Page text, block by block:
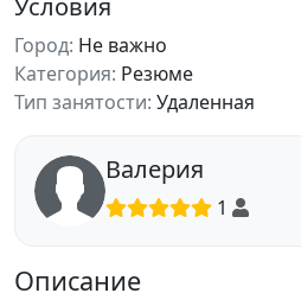
Условия
Город: Не важно
Категория: Резюме
Тип занятости: Удаленная
Валерия
1
Описание